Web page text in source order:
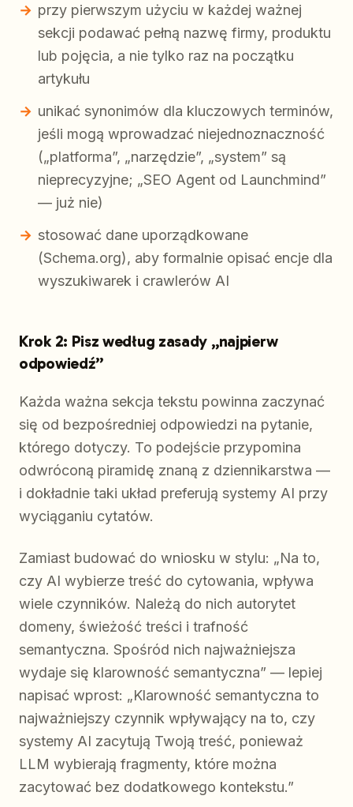
przy pierwszym użyciu w każdej ważnej
sekcji podawać pełną nazwę firmy, produktu
lub pojęcia, a nie tylko raz na początku
artykułu
unikać synonimów dla kluczowych terminów,
jeśli mogą wprowadzać niejednoznaczność
(„platforma”, „narzędzie”, „system” są
nieprecyzyjne; „SEO Agent od Launchmind”
— już nie)
stosować dane uporządkowane
(Schema.org), aby formalnie opisać encje dla
wyszukiwarek i crawlerów AI
Krok 2: Pisz według zasady „najpierw
odpowiedź”
Każda ważna sekcja tekstu powinna zaczynać
się od bezpośredniej odpowiedzi na pytanie,
którego dotyczy. To podejście przypomina
odwróconą piramidę znaną z dziennikarstwa —
i dokładnie taki układ preferują systemy AI przy
wyciąganiu cytatów.
Zamiast budować do wniosku w stylu: „Na to,
czy AI wybierze treść do cytowania, wpływa
wiele czynników. Należą do nich autorytet
domeny, świeżość treści i trafność
semantyczna. Spośród nich najważniejsza
wydaje się klarowność semantyczna” — lepiej
napisać wprost: „Klarowność semantyczna to
najważniejszy czynnik wpływający na to, czy
systemy AI zacytują Twoją treść, ponieważ
LLM wybierają fragmenty, które można
zacytować bez dodatkowego kontekstu.”